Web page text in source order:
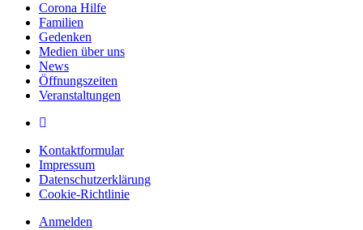
Corona Hilfe
Familien
Gedenken
Medien über uns
News
Öffnungszeiten
Veranstaltungen
Kontaktformular
Impressum
Datenschutzerklärung
Cookie-Richtlinie
Anmelden